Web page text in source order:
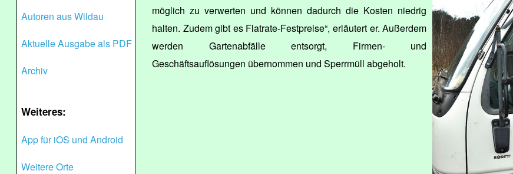
Autoren aus Wildau
Aktuelle Ausgabe als PDF
Archiv
Weiteres:
App für iOS und Android
Weitere Orte
möglich zu verwerten und können dadurch die Kosten niedrig
halten. Zudem gibt es Flatrate-Festpreise“, erläutert er. Außerdem
werden Gartenabfälle entsorgt, Firmen- und
Geschäftsauflösungen übernommen und Sperrmüll abgeholt.